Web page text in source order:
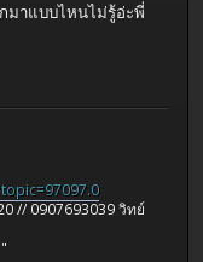
มาแบบไหนไม่รู้อ่ะพี่
// 0907693039 วิทย์